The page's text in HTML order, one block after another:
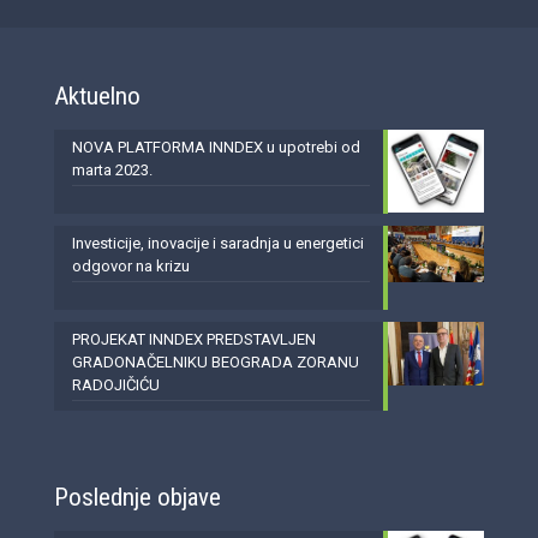
Aktuelno
NOVA PLATFORMA INNDEX u upotrebi od
marta 2023.
Investicije, inovacije i saradnja u energetici
odgovor na krizu
PROJEKAT INNDEX PREDSTAVLJEN
GRADONAČELNIKU BEOGRADA ZORANU
RADOJIČIĆU
Poslednje objave